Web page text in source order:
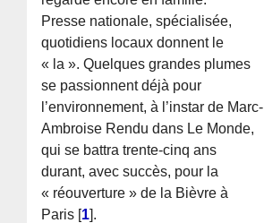
Presse nationale, spécialisée,
quotidiens locaux donnent le
« la ». Quelques grandes plumes
se passionnent déjà pour
l’environnement, à l’instar de Marc-
Ambroise Rendu dans Le Monde,
qui se battra trente-cinq ans
durant, avec succès, pour la
« réouverture » de la Bièvre à
Paris [1].